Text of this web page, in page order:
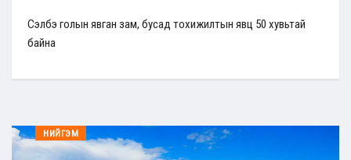
Сэлбэ голын явган зам, бусад тохижилтын явц 50 хувьтай
байна
НИЙГЭМ